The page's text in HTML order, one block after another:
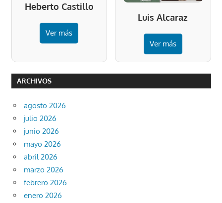
Heberto Castillo
Ver más
Luis Alcaraz
Ver más
ARCHIVOS
agosto 2026
julio 2026
junio 2026
mayo 2026
abril 2026
marzo 2026
febrero 2026
enero 2026